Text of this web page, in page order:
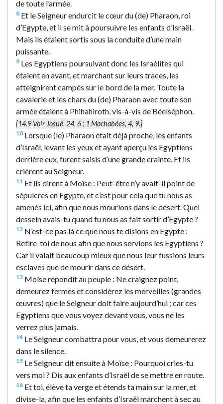
de toute l’armée.
8 Et le Seigneur endurcit le cœur du (de) Pharaon, roi
d’Egypte, et il se mit à poursuivre les enfants d’Israël.
Mais ils étaient sortis sous la conduite d’une main
puissante.
9 Les Egyptiens poursuivant donc les Israélites qui
étaient en avant, et marchant sur leurs traces, les
atteignirent campés sur le bord de la mer. Toute la
cavalerie et les chars du (de) Pharaon avec toute son
armée étaient à Phihahiroth, vis-à-vis de Béelséphon.
[14.9 Voir Josué, 24, 6 ; 1 Machabées, 4, 9.]
10Lorsque (le) Pharaon était déjà proche, les enfants
d’Israël, levant les yeux et ayant aperçu les Egyptiens
derrière eux, furent saisis d’une grande crainte. Et ils
crièrent au Seigneur.
11 Et ils dirent à Moïse : Peut-être n’y avait-il point de
sépulcres en Egypte, et c’est pour cela que tu nous as
amenés ici, afin que nous mourions dans le désert. Quel
dessein avais-tu quand tu nous as fait sortir d’Egypte ?
12 N’est-ce pas là ce que nous te disions en Egypte :
Retire-toi de nous afin que nous servions les Egyptiens ?
Car il valait beaucoup mieux que nous leur fussions leurs
esclaves que de mourir dans ce désert.
13 Moïse répondit au peuple : Ne craignez point,
demeurez fermes et considérez les merveilles (grandes
œuvres) que le Seigneur doit faire aujourd’hui ; car ces
Egyptiens que vous voyez devant vous, vous ne les
verrez plus jamais.
14 Le Seigneur combattra pour vous, et vous demeurerez
dans le silence.
15 Le Seigneur dit ensuite à Moïse : Pourquoi cries-tu
vers moi ? Dis aux enfants d’Israël de se mettre en route.
16 Et toi, élève ta verge et étends ta main sur la mer, et
divise-la, afin que les enfants d’Israël marchent à sec au